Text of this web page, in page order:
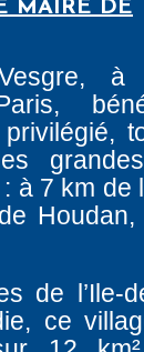
MAIRE DE
Vesgre,
privilégié,
à 7 km de
de l’Ile-
ce